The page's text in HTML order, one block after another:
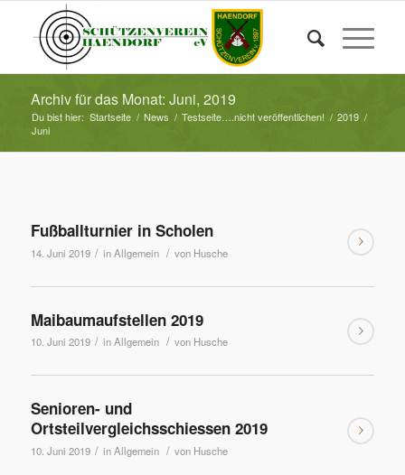
Archiv für das Monat: Juni, 2019
Du bist hier: Startseite / News / Testseite….nicht veröffentlichen! / 2019 /
Juni
Fußballturnier in Scholen
14. Juni 2019 / inAllgemein / von Husche
Maibaumaufstellen 2019
10. Juni 2019 / inAllgemein / von Husche
Senioren- und
Ortsteilvergleichsschiessen 2019
10. Juni 2019 / inAllgemein / von Husche